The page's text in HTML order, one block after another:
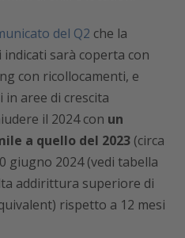
del Q2 che la
sarà coperta con
con ricollocamenti, e
in aree di crescita
il 2024 con un
a quello del 2023 (circa
giugno 2024 (vedi tabella
addirittura superiore di
rispetto a 12 mesi